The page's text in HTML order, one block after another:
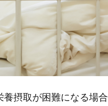
摂取が困難になる場合